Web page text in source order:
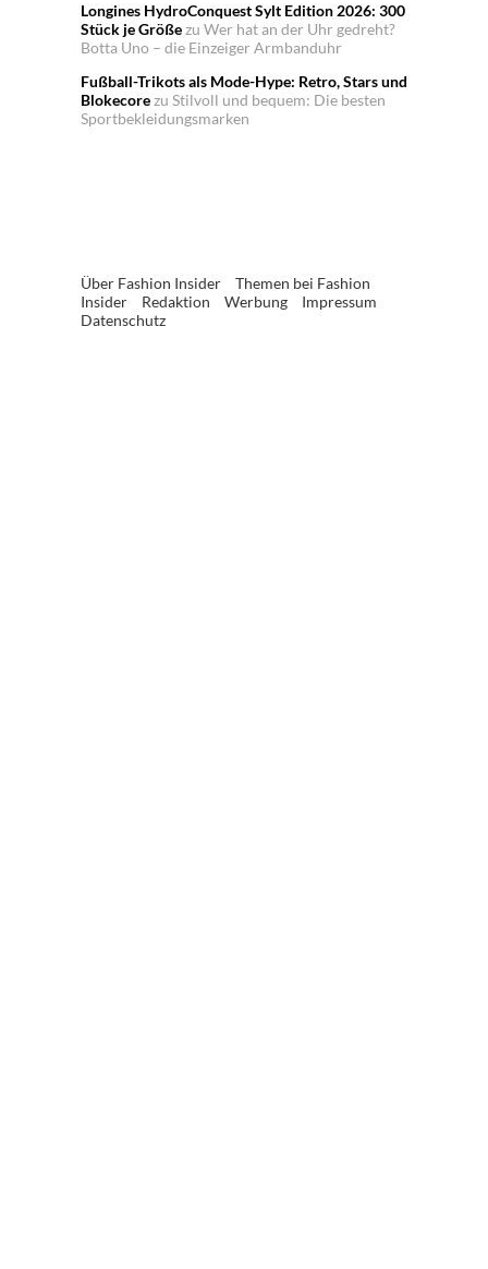
Longines HydroConquest Sylt Edition 2026: 300
Stück je Größezu Wer hat an der Uhr gedreht?
Botta Uno – die Einzeiger Armbanduhr
Fußball-Trikots als Mode-Hype: Retro, Stars und
Blokecorezu Stilvoll und bequem: Die besten
Sportbekleidungsmarken
Über Fashion Insider
Themen bei Fashion
Insider
Redaktion Werbung
Impressum
Datenschutz